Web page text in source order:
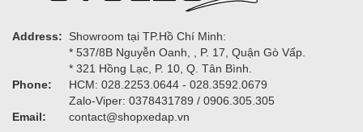
Address:
Showroom tại TP.Hồ Chí Minh:
* 537/8B Nguyễn Oanh, , P. 17, Quận Gò Vấp.
* 321 Hồng Lạc, P. 10, Q. Tân Bình.
Phone:
HCM: 028.2253.0644 - 028.3592.0679
Zalo-Viper: 0378431789 / 0906.305.305
Email:
contact@shopxedap.vn